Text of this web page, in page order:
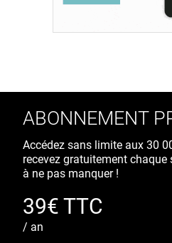
ABONNEMENT
Accédez sans limite aux 30
recevez gratuitement
à ne pas manquer !
39€ TTC
/ an